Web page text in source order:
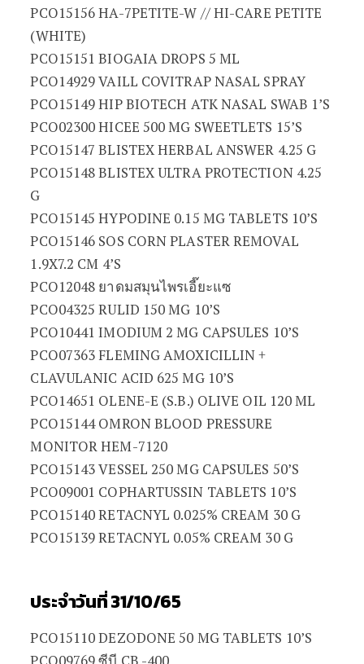
PCO15156 HA-7PETITE-W // HI-CARE PETITE
(WHITE)
PCO15151 BIOGAIA DROPS 5 ML
PCO14929 VAILL COVITRAP NASAL SPRAY
PCO15149 HIP BIOTECH ATK NASAL SWAB 1’S
PCO02300 HICEE 500 MG SWEETLETS 15’S
PCO15147 BLISTEX HERBAL ANSWER 4.25 G
PCO15148 BLISTEX ULTRA PROTECTION 4.25
G
PCO15145 HYPODINE 0.15 MG TABLETS 10’S
PCO15146 SOS CORN PLASTER REMOVAL
1.9X7.2 CM 4’S
PCO12048 ยาดมสมุนไพรเอี๊ยะแซ
PCO04325 RULID 150 MG 10’S
PCO10441 IMODIUM 2 MG CAPSULES 10’S
PCO07363 FLEMING AMOXICILLIN +
CLAVULANIC ACID 625 MG 10’S
PCO14651 OLENE-E (S.B.) OLIVE OIL 120 ML
PCO15144 OMRON BLOOD PRESSURE
MONITOR HEM-7120
PCO15143 VESSEL 250 MG CAPSULES 50’S
PCO09001 COPHARTUSSIN TABLETS 10’S
PCO15140 RETACNYL 0.025% CREAM 30 G
PCO15139 RETACNYL 0.05% CREAM 30 G
ประจำวันที่ 31/10/65
PCO15110 DEZODONE 50 MG TABLETS 10’S